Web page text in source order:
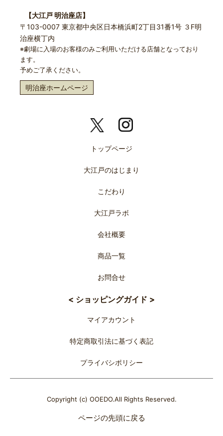
【大江戸 明治座店】
〒103-0007 東京都中央区日本橋浜町2丁目31番1号 ３F明
治座横丁内
※劇場に入場のお客様のみご利用いただける店舗となっており
ます。
予めご了承ください。
明治座ホームページ
トップページ
大江戸のはじまり
こだわり
大江戸ラボ
会社概要
商品一覧
お問合せ
< ショッピングガイド >
マイアカウント
特定商取引法に基づく表記
プライバシポリシー
Copyright (c) OOEDO.All Rights Reserved.
ページの先頭に戻る